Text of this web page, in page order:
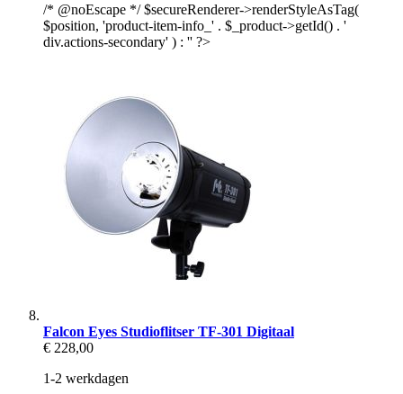
/* @noEscape */ $secureRenderer->renderStyleAsTag(
$position, 'product-item-info_' . $_product->getId() . '
div.actions-secondary' ) : '' ?>
Falcon Eyes Studioflitser TF-301 Digitaal
€ 228,00
1-2 werkdagen